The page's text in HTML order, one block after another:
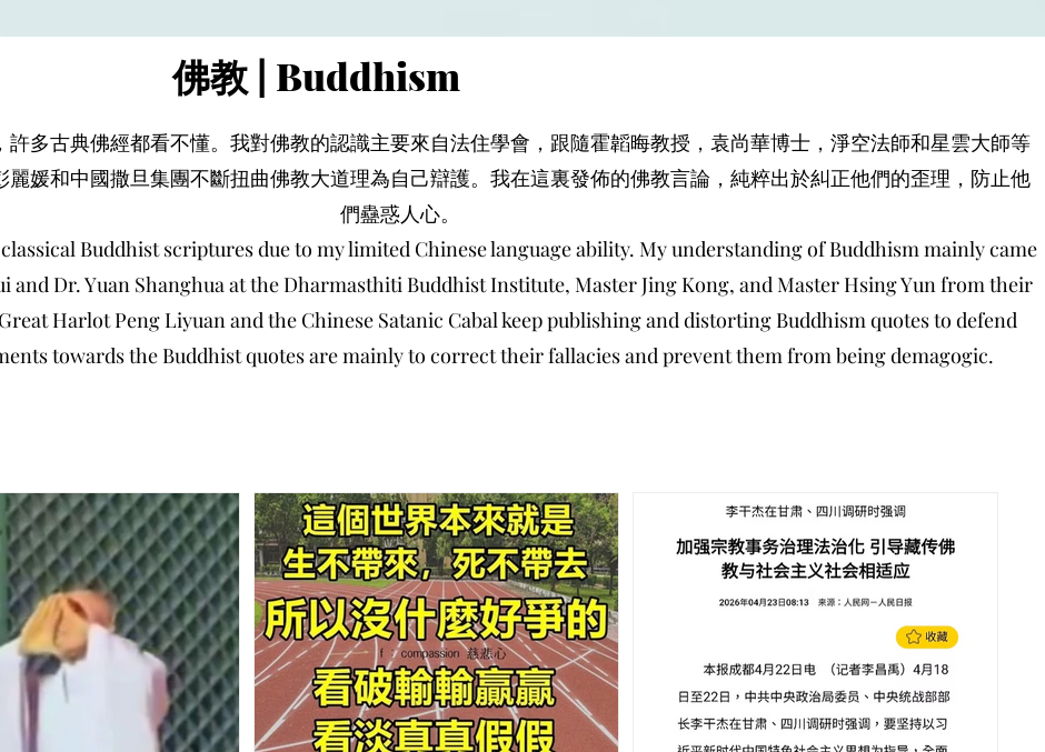
佛教 | Buddhism
許多古典佛經都看不懂。我對佛教的認識主要來自法住學會，跟隨霍韜晦教授，袁尚華博士，淨空法師和星雲大師等
媛和中國撒旦集團不斷扭曲佛教大道理為自己辯護。我在這裏發佈的佛教言論，純粹出於糾正他們的歪理，防止他
們蠱惑人心。
Buddhist scriptures due to my limited Chinese language ability. My understanding of Buddhism mainly came
and Dr. Yuan Shanghua at the Dharmasthiti Buddhist Institute, Master Jing Kong, and Master Hsing Yun from their
Harlot Peng Liyuan and the Chinese Satanic Cabal keep publishing and distorting Buddhism quotes to defend
towards the Buddhist quotes are mainly to correct their fallacies and prevent them from being demagogic.